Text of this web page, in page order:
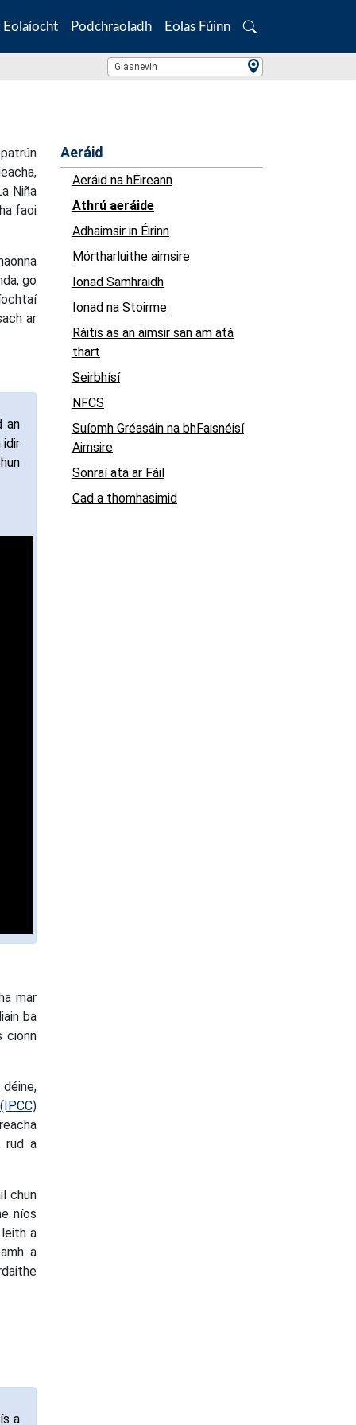
Eolaíocht Podchraoladh Eolas Fúinn
Search
Location Search
Glasnevin
Niña
faoi
go
ar
an
idir
mar
ba
cionn
rud a
chun
níos
leith a
a
a
Aeráid
Aeráid na hÉireann
Athrú aeráide
Adhaimsir in Éirinn
Mórtharluithe aimsire
Ionad Samhraidh
Ionad na Stoirme
Ráitis as an aimsir san am atá
thart
Seirbhísí
NFCS
Suíomh Gréasáin na bhFaisnéisí
Aimsire
Sonraí atá ar Fáil
Cad a thomhasimid